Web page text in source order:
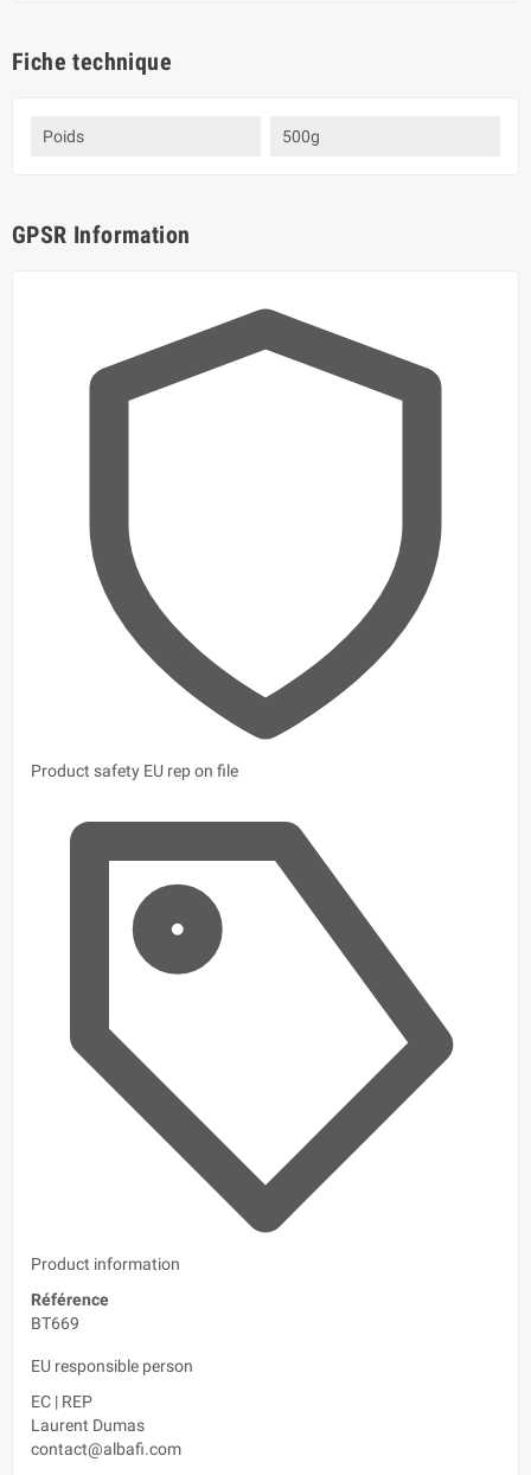
Fiche technique
Poids 500g
GPSR Information
Product safety EU rep on file
Product information
Référence
BT669
EU responsible person
EC | REP
Laurent Dumas
contact@albafi.com